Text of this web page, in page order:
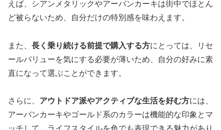
えば、シアンメタリックやアーバンカーキは街中でほとん
ど被らないため、自分だけの特別感を味わえます。
また、 長く乗り続ける前提で購入する方にとっては、リセ
ールバリューを気にする必要が薄いため、自分の好みに素
直になって選ぶことができます。
さらに、 アウトドア派やアクティブな生活を好む方には、
アーバンカーキやゴールド系のカラーは機能的な印象とマ